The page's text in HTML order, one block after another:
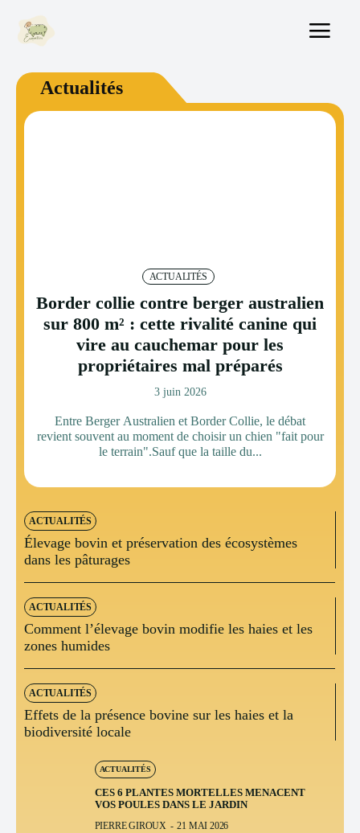
Actualités
ACTUALITÉS
Border collie contre berger australien
sur 800 m² : cette rivalité canine qui
vire au cauchemar pour les
propriétaires mal préparés
3 juin 2026
Entre Berger Australien et Border Collie, le débat
revient souvent au moment de choisir un chien "fait pour
le terrain".Sauf que la taille du...
ACTUALITÉS
Élevage bovin et préservation des écosystèmes
dans les pâturages
ACTUALITÉS
Comment l’élevage bovin modifie les haies et les
zones humides
ACTUALITÉS
Effets de la présence bovine sur les haies et la
biodiversité locale
ACTUALITÉS
CES 6 PLANTES MORTELLES MENACENT
VOS POULES DANS LE JARDIN
PIERRE GIROUX - 21 MAI 2026